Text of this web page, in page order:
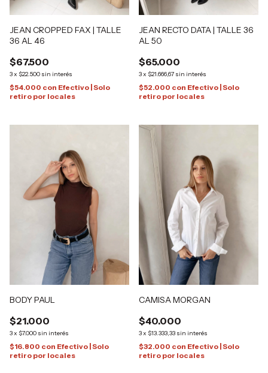
JEAN CROPPED FAX | TALLE
36 AL 46
$67.500
3x $22.500 sin interés
$54.000 con Efectivo | Solo
retiro por locales
JEAN RECTO DATA | TALLE 36
AL 50
$65.000
3x $21.666,67 sin interés
$52.000 con Efectivo | Solo
retiro por locales
BODY PAUL
$21.000
3x $7.000 sin interés
$16.800 con Efectivo | Solo
retiro por locales
CAMISA MORGAN
$40.000
3x $13.333,33 sin interés
$32.000 con Efectivo | Solo
retiro por locales